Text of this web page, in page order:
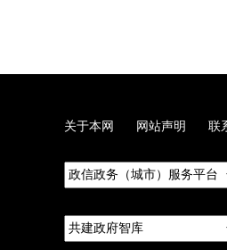
关于本网 网站声明 联